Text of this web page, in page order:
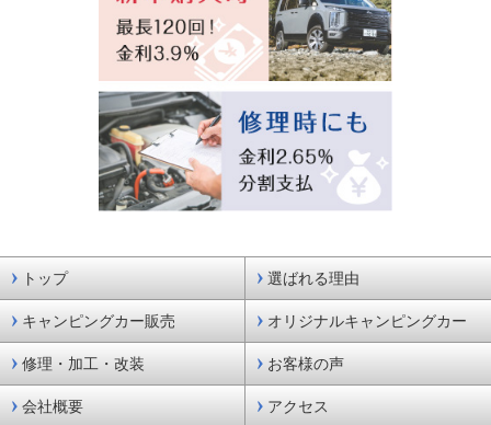
トップ 選ばれる理由
キャンピングカー販売 オリジナルキャンピングカー
修理・加工・改装 お客様の声
会社概要 アクセス